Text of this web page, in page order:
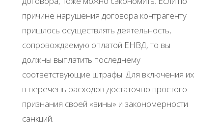
причине нарушения договора контрагенту
пришлось осуществлять деятельность,
сопровождаемую оплатой ЕНВД, то вы
должны выплатить последнему
соответствующие штрафы. Для включения их
в перечень расходов достаточно простого
признания своей «вины» и закономерности
санкций.